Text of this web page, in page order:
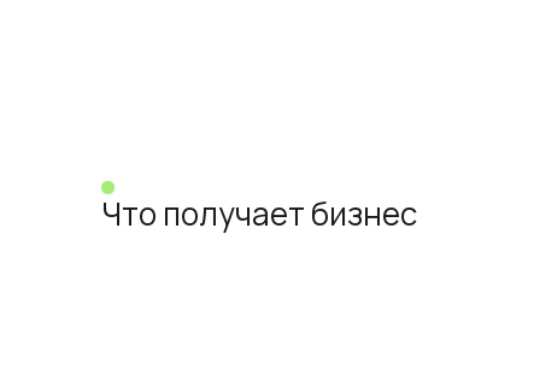
Что получает бизнес